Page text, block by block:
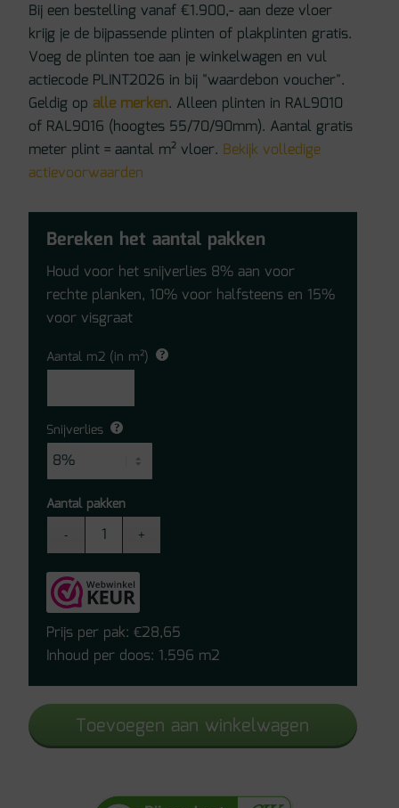
Bij een bestelling vanaf €1.900,- aan deze vloer
krijg je de bijpassende plinten of plakplinten gratis.
Voeg de plinten toe aan je winkelwagen en vul
actiecode PLINT2026 in bij "waardebon voucher".
Geldig opalle merken. Alleen plinten in RAL9010
of RAL9016 (hoogtes 55/70/90mm). Aantal gratis
meter plint = aantal m² vloer. Bekijk volledige
actievoorwaarden
Bereken het aantal pakken
Houd voor het snijverlies 8% aan voor
rechte planken, 10% voor halfsteens en 15%
voor visgraat
Aantal m2 (in m²)
Snijverlies
Aantal pakken
Step
laminaat
Classic
CLM5799
Beige
aantal
Prijs per pak:€28,65
Inhoud per doos: 1.596 m2
Toevoegen aan winkelwagen